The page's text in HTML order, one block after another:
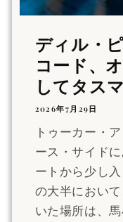
ディル・
コード、
してタス
2026年7月29日
トゥーカー・
ース・サイド
ートから少し
の大半におい
いた場所は、